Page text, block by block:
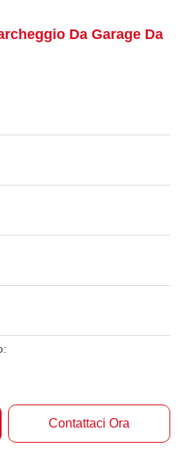
Da Garage Da
Contattaci Ora